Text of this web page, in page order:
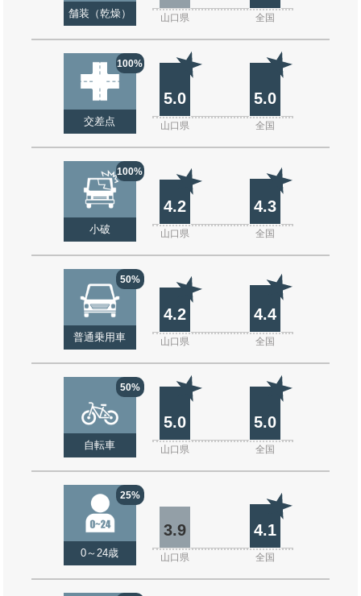
舗装（乾燥） 山口県 全国
100%
交差点
5.0 5.0
山口県 全国
100%
小破
4.2 4.3
山口県 全国
50%
普通乗用車
4.2 4.4
山口県 全国
50%
自転車
5.0 5.0
山口県 全国
25%
0～24歳
3.9 4.1
山口県 全国